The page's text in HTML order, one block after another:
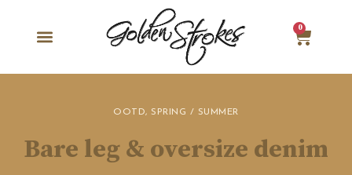
0
OOTD,SPRING / SUMMER
Bare leg & oversize denim